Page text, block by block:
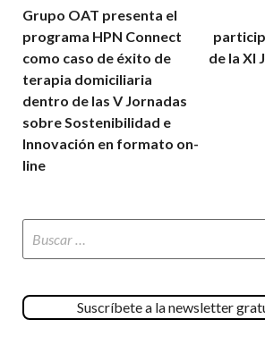
Grupo OAT presenta el
programa HPN Connect
como caso de éxito de
terapia domiciliaria
dentro de las V Jornadas
sobre Sostenibilidad e
Innovación en formato on-
line
de la XI
Suscríbete a la newsletter